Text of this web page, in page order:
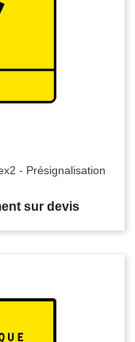
- Présignalisation
sur devis